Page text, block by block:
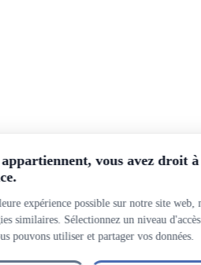
appartiennent, vous avez droit
expérience possible sur notre site web,
similaires. Sélectionnez un niveau
pouvons utiliser et partager vos données.